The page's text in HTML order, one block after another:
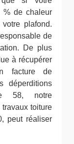
% de chaleur
plafond.
de
De plus
à récupérer
facture de
déperditions
58, notre
toiture
peut réaliser